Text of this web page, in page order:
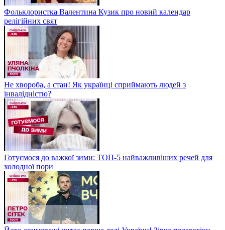
Фольклористка Валентина Кузик про новий календар
релігійних свят
Не хвороба, а стан! Як українці сприймають людей з
інвалідністю?
Готуємося до важкої зими: ТОП-5 найважливіших речей для
холодної пори